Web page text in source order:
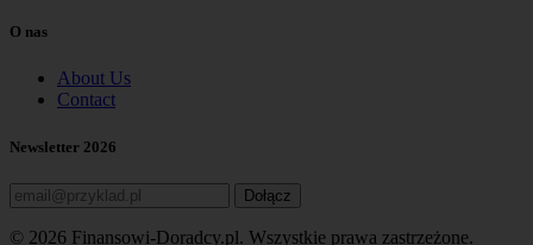
O nas
About Us
Contact
Newsletter 2026
Dołącz
© 2026 Finansowi-Doradcy.pl. Wszystkie prawa zastrzeżone.